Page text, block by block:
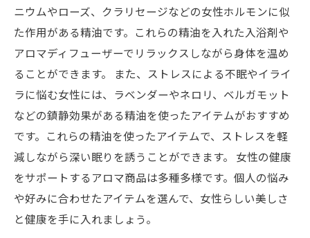
ニウムやローズ、クラリセージなどの女性ホルモンに似
た作用がある精油です。これらの精油を入れた入浴剤や
アロマディフューザーでリラックスしながら身体を温め
ることができます。 また、ストレスによる不眠やイライ
ラに悩む女性には、ラベンダーやネロリ、ベルガモット
などの鎮静効果がある精油を使ったアイテムがおすすめ
です。これらの精油を使ったアイテムで、ストレスを軽
減しながら深い眠りを誘うことができます。 女性の健康
をサポートするアロマ商品は多種多様です。個人の悩み
や好みに合わせたアイテムを選んで、女性らしい美しさ
と健康を手に入れましょう。